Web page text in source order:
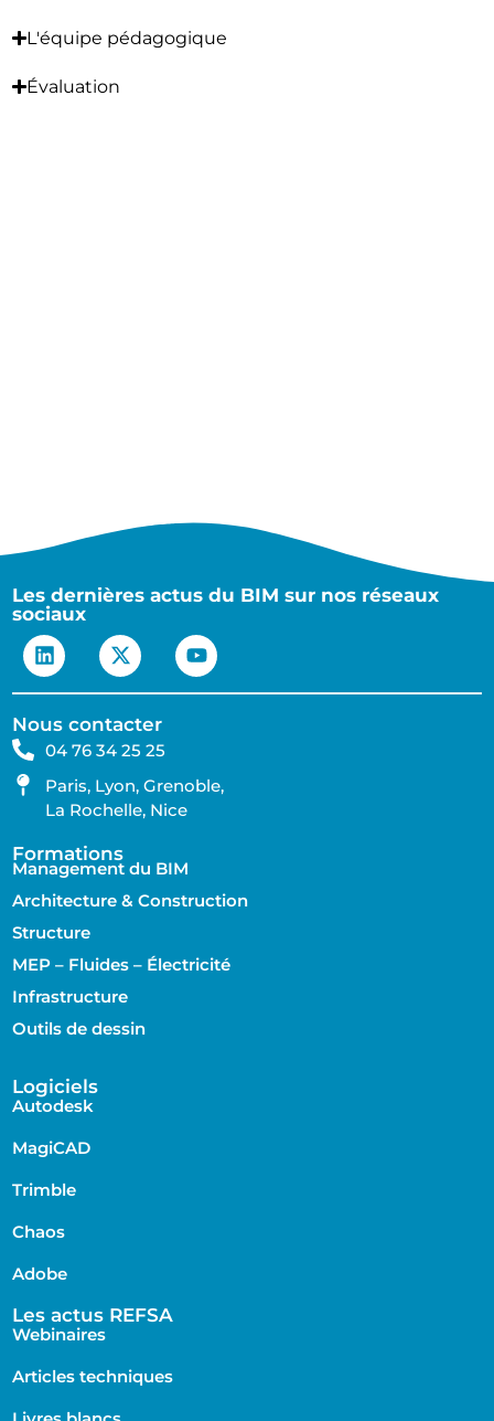
L'équipe pédagogique
Évaluation
Les dernières actus du BIM sur nos réseaux
sociaux
Nous contacter
04 76 34 25 25
Paris, Lyon, Grenoble,
La Rochelle, Nice
Formations
Management du BIM
Architecture & Construction
Structure
MEP – Fluides – Électricité
Infrastructure
Outils de dessin
Logiciels
Autodesk
MagiCAD
Trimble
Chaos
Adobe
Les actus REFSA
Webinaires
Articles techniques